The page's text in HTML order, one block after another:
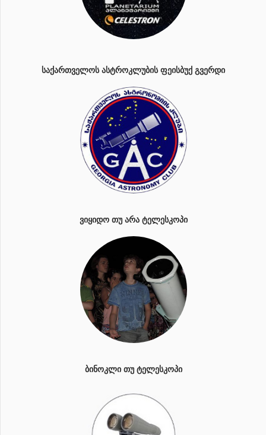
ᲡᲐᲥᲐᲠᲗᲕᲔᲚᲝᲡ ᲐᲡᲢᲠᲝᲙᲚᲣᲑᲘᲡ ᲤᲔᲘᲡᲑᲣᲥ ᲒᲕᲔᲠᲓᲘ
ᲕᲘᲧᲘᲓᲝ ᲗᲣ ᲐᲠᲐ ᲢᲔᲚᲔᲡᲙᲝᲞᲘ
ᲑᲘᲜᲝᲙᲚᲘ ᲗᲣ ᲢᲔᲚᲔᲡᲙᲝᲞᲘ